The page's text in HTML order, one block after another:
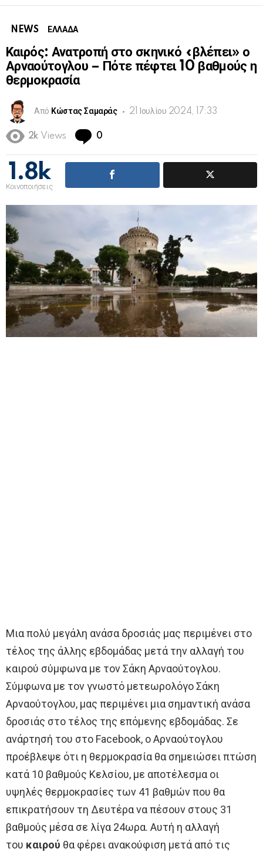
NEWS ΕΛΛΑΔΑ
Καιρός: Ανατροπή στο σκηνικό «βλέπει» ο
Αρναούτογλου – Πότε πέφτει 10 βαθμούς η
θερμοκρασία
Από Κώστας Σαμαράς 21 Ιουλίου 2024, 17:33
2k Views 0
1.8k
Κοινοποιήσεις
Μια πολύ μεγάλη ανάσα δροσιάς μας περιμένει στο
τέλος της άλλης εβδομάδας μετά την αλλαγή του
καιρού σύμφωνα με τον Σάκη Αρναούτογλου.
Σύμφωνα με τον γνωστό μετεωρολόγο Σάκη
Αρναούτογλου, μας περιμένει μια σημαντική ανάσα
δροσιάς στο τέλος της επόμενης εβδομάδας. Σε
ανάρτησή του στο Facebook, ο Αρναούτογλου
προέβλεψε ότι η θερμοκρασία θα σημειώσει πτώση
κατά 10 βαθμούς Κελσίου, με αποτέλεσμα οι
υψηλές θερμοκρασίες των 41 βαθμών που θα
επικρατήσουν τη Δευτέρα να πέσουν στους 31
βαθμούς μέσα σε λίγα 24ωρα. Αυτή η αλλαγή
του καιρού θα φέρει ανακούφιση μετά από τις